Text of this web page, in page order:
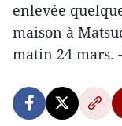
enlevée
maison à
matin 24 mars.